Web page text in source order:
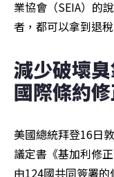
業協會（SEIA）的
者，都可以拿到退
減少破壞
國際條約
美國總統拜登16日
議定書《基加利修
由124國共同簽署